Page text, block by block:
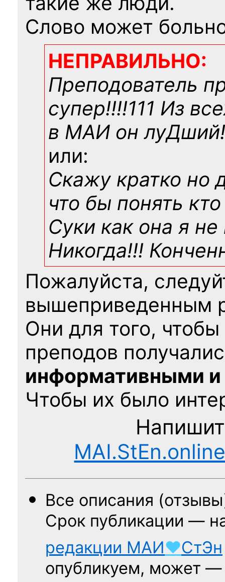
Слово может
НЕПРАВИЛЬНО:
Преподователь
супер!!!!111 Из
в МАИ он
или:
Скажу кратко но
что бы понять
Суки как она я не
Никогда!!!
Пожалуйста,
вышеприведенным
Они для того,
преподов
информативными
Чтобы их было
Все описания
Срок публикации —
редакции МАИ♥СтЭн
опубликуем, может